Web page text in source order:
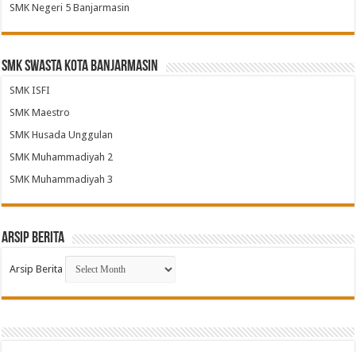
SMK Negeri 5 Banjarmasin
SMK Swasta Kota Banjarmasin
SMK ISFI
SMK Maestro
SMK Husada Unggulan
SMK Muhammadiyah 2
SMK Muhammadiyah 3
Arsip Berita
Arsip Berita